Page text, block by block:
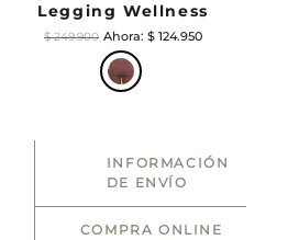
Legging Wellness
$ 249.900 $ 124.950
INFORMACIÓN
DE ENVÍO
COMPRA ONLINE